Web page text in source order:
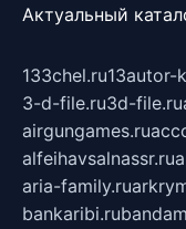
Актуальный
133chel.ru13autor-
3-d-file.ru3d-file.ru
airgungames.ru
alfeihavsalnassr.ru
aria-family.ru
bankaribi.ru